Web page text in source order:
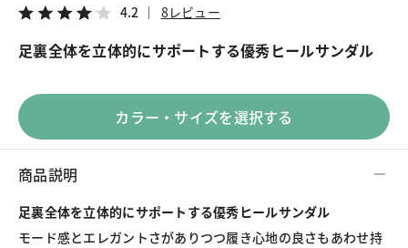
4.2 8レビュー
足裏全体を立体的にサポートする優秀ヒールサンダル
カラー・サイズを選択する
商品説明
足裏全体を立体的にサポートする優秀ヒールサンダル
モード感とエレガントさがありつつ履き心地の良さもあわせ持